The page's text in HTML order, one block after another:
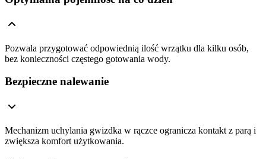
Pozwala przygotować odpowiednią ilość wrzątku dla kilku osób,
bez konieczności częstego gotowania wody.
Bezpieczne nalewanie
Mechanizm uchylania gwizdka w rączce ogranicza kontakt z parą i
zwiększa komfort użytkowania.